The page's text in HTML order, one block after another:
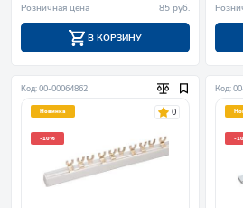
Розничная цена
85 руб.
В КОРЗИНУ
Код: 00-00064862
Новинка
-10%
0
Код:
-